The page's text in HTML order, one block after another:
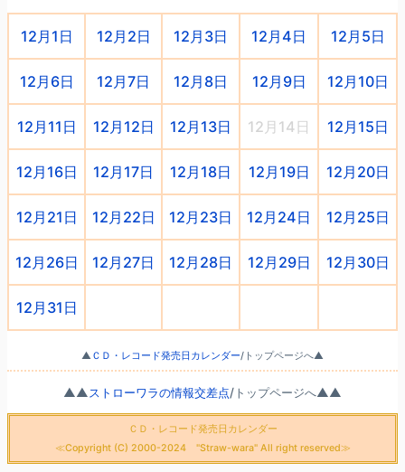
12月1日 12月2日 12月3日 12月4日 12月5日
12月6日 12月7日 12月8日 12月9日 12月10日
12月11日 12月12日 12月13日 12月14日 12月15日
12月16日 12月17日 12月18日 12月19日 12月20日
12月21日 12月22日 12月23日 12月24日 12月25日
12月26日 12月27日 12月28日 12月29日 12月30日
12月31日
▲ＣＤ・レコード発売日カレンダー/トップページへ▲
▲▲ストローワラの情報交差点/トップページへ▲▲
ＣＤ・レコード発売日カレンダー
≪Copyright (C) 2000-2024 "Straw-wara" All right reserved≫